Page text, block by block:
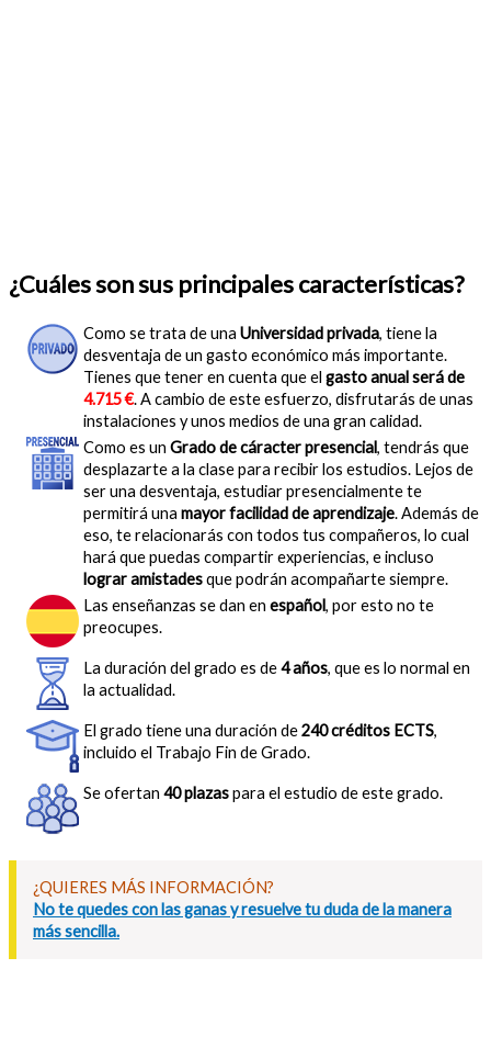
¿Cuáles son sus principales características?
Como se trata de una Universidad privada, tiene la
desventaja de un gasto económico más importante.
Tienes que tener en cuenta que el gasto anual será de
4.715 €. A cambio de este esfuerzo, disfrutarás de unas
instalaciones y unos medios de una gran calidad.
Como es un Grado de cáracter presencial, tendrás que
desplazarte a la clase para recibir los estudios. Lejos de
ser una desventaja, estudiar presencialmente te
permitirá una mayor facilidad de aprendizaje. Además de
eso, te relacionarás con todos tus compañeros, lo cual
hará que puedas compartir experiencias, e incluso
lograr amistadesque podrán acompañarte siempre.
Las enseñanzas se dan en español, por esto no te
preocupes.
La duración del grado es de4 años, que es lo normal en
la actualidad.
El grado tiene una duración de240 créditos ECTS,
incluido el Trabajo Fin de Grado.
Se ofertan 40 plazaspara el estudio de este grado.
¿QUIERES MÁS INFORMACIÓN?
No te quedes con las ganas y resuelve tu duda de la manera
más sencilla.